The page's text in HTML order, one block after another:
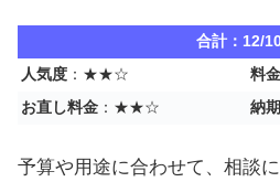
合計：12/
人気度 ：★★☆ 料
お直し料金 ：★★☆ 納
予算や用途に合わせて、相談